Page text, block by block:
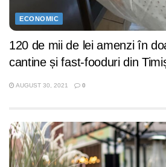
ECONOMIC
120 de mii de lei amenzi în
cantine și fast-fooduri din
AUGUST 30, 2021 0